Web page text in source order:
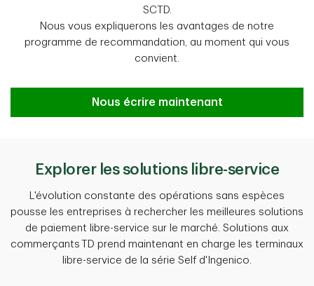
SCTD.
Nous vous expliquerons les avantages de notre
programme de recommandation, au moment qui vous
convient.
Nous écrire maintenant
Explorer les solutions libre-service
L'évolution constante des opérations sans espèces
pousse les entreprises à rechercher les meilleures solutions
de paiement libre-service sur le marché. Solutions aux
commerçants TD prend maintenant en charge les terminaux
libre-service de la série Self d'Ingenico.